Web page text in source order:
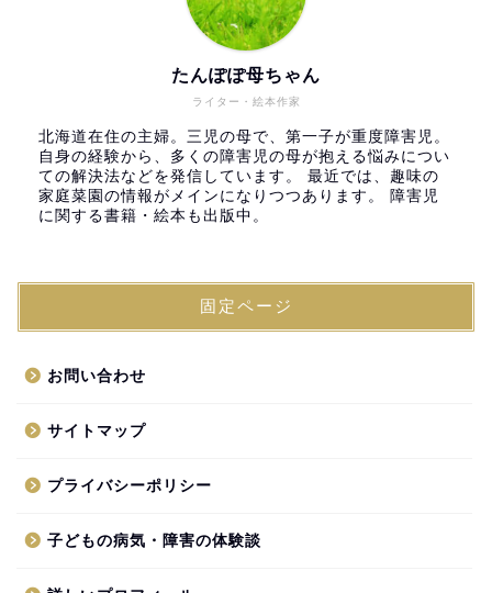
ライター・絵本作家
たんぽぽ母ちゃん
北海道在住の主婦。三児の母で、第一子が重度障害児。
自身の経験から、多くの障害児の母が抱える悩みについ
ての解決法などを発信しています。 最近では、趣味の
家庭菜園の情報がメインになりつつあります。 障害児
に関する書籍・絵本も出版中。
固定ページ
お問い合わせ
サイトマップ
プライバシーポリシー
子どもの病気・障害の体験談